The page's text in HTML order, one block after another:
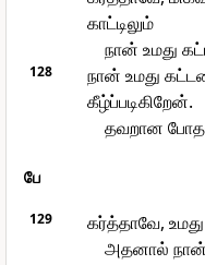
காட்டிலும்
நான் உமது
128
நான் உமது
கீழ்ப்படிகிறேன்.
தவறான
பே
129
கர்த்தாவே,
அதனால் நான்